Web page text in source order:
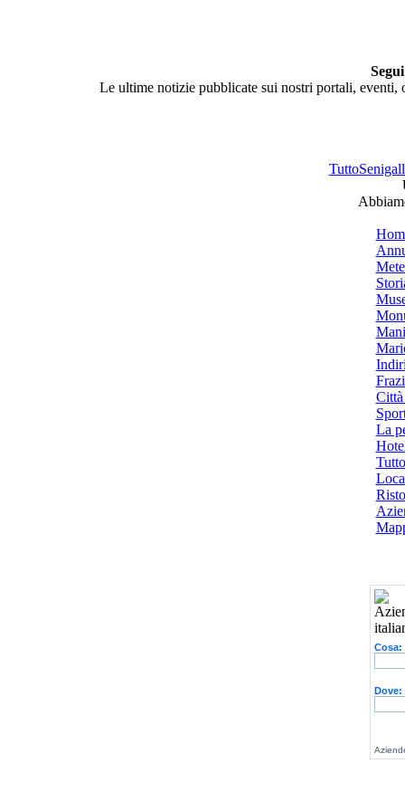
Le ultime notizie pubblicate sui nostri portali,
Città
La
Cosa:
Dove: